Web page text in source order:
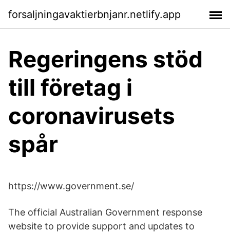
forsaljningavaktierbnjanr.netlify.app
Regeringens stöd
till företag i
coronavirusets
spår
https://www.government.se/
The official Australian Government response
website to provide support and updates to